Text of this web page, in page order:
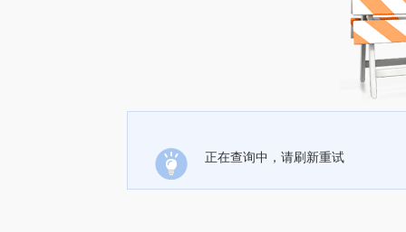
正在查询中，请刷新重试